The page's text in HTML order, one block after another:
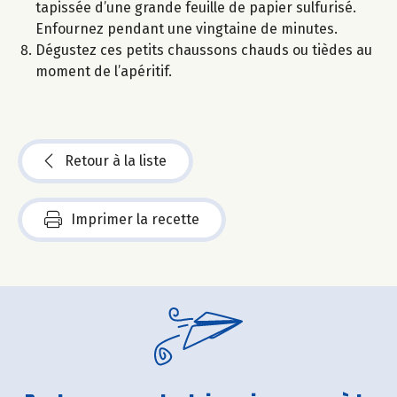
tapissée d’une grande feuille de papier sulfurisé.
Enfournez pendant une vingtaine de minutes.
Dégustez ces petits chaussons chauds ou tièdes au
moment de l’apéritif.
Retour à la liste
Imprimer la recette